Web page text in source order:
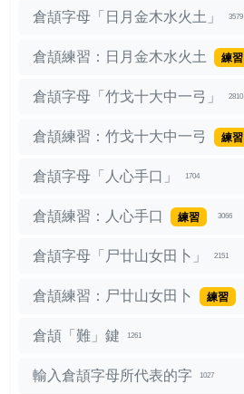
倉頡字母「日月金木水火土」 3579
倉頡練習：日月金木水火土 練習
倉頡字母「竹戈十大中一弓」 2810
倉頡練習：竹戈十大中一弓 練習
倉頡字母「人心手口」 1704
倉頡練習：人心手口 練習 3066
倉頡字母「尸廿山女田卜」 2151
倉頡練習：尸廿山女田卜 練習
倉頡「難」鍵 1261
輸入倉頡字母所代表的字 1027